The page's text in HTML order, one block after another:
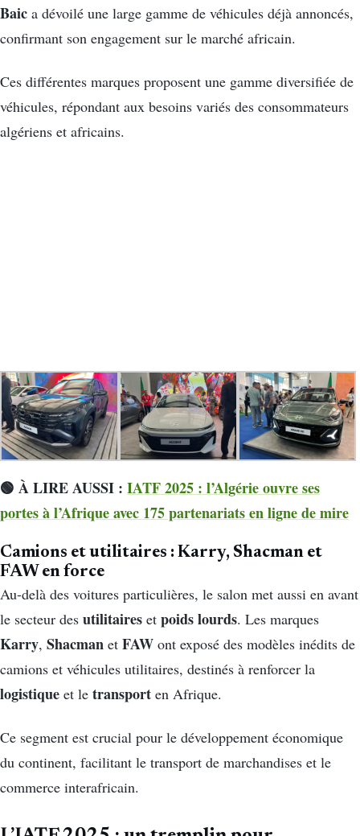
Baic a dévoilé une large gamme de véhicules déjà annoncés,
confirmant son engagement sur le marché africain.
Ces différentes marques proposent une gamme diversifiée de
véhicules, répondant aux besoins variés des consommateurs
algériens et africains.
🟢 À LIRE AUSSI : IATF 2025 : l’Algérie ouvre ses
portes à l’Afrique avec 175 partenariats en ligne de mire
Camions et utilitaires : Karry, Shacman et
FAW en force
Au-delà des voitures particulières, le salon met aussi en avant
le secteur des utilitaires et poids lourds. Les marques
Karry, Shacman et FAW ont exposé des modèles inédits de
camions et véhicules utilitaires, destinés à renforcer la
logistique et le transport en Afrique.
Ce segment est crucial pour le développement économique
du continent, facilitant le transport de marchandises et le
commerce interafricain.